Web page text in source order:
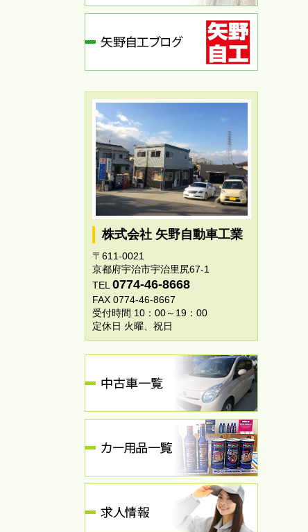
株式会社 矢野自動車工業
〒611-0021
京都府宇治市宇治里尻67-1
TEL0774-46-8668
FAX 0774-46-8667
受付時間 10：00～19：00
定休日 火曜、祝日